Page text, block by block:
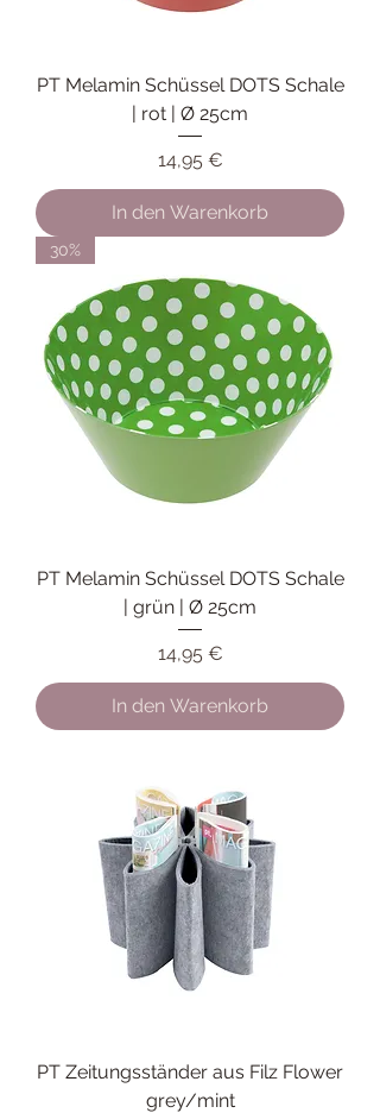
PT Melamin Schüssel DOTS Schale
| rot | Ø 25cm
Preis
14,95 €
In den Warenkorb
30%
PT Melamin Schüssel DOTS Schale
| grün | Ø 25cm
Preis
14,95 €
In den Warenkorb
PT Zeitungsständer aus Filz Flower
grey/mint